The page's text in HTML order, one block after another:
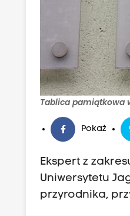
Tablica pamiątkowa
Pokaż
Ekspert z
Uniwersytetu
przyrodnika,